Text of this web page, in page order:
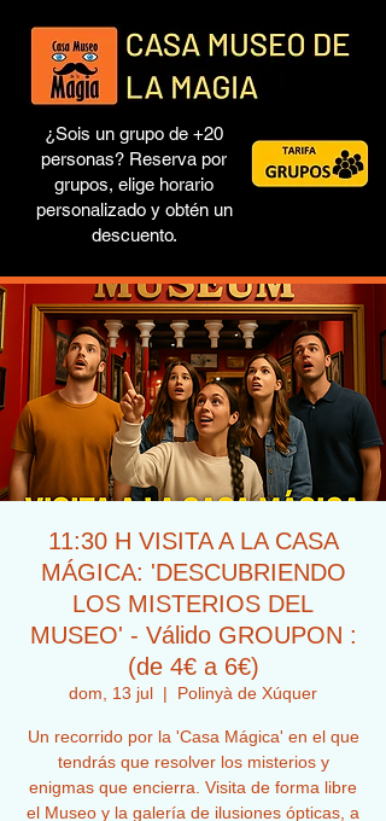
¿Sois un grupo de +20
personas? Reserva por
grupos, elige horario
personalizado y obtén un
descuento.
11:30 H VISITA A LA CASA
MÁGICA: 'DESCUBRIENDO
LOS MISTERIOS DEL
MUSEO' - Válido GROUPON :
(de 4€ a 6€)
dom, 13 jul
  |
Polinyà de Xúquer
Un recorrido por la 'Casa Mágica' en el que
tendrás que resolver los misterios y
enigmas que encierra. Visita de forma libre
el Museo y la galería de ilusiones ópticas, a